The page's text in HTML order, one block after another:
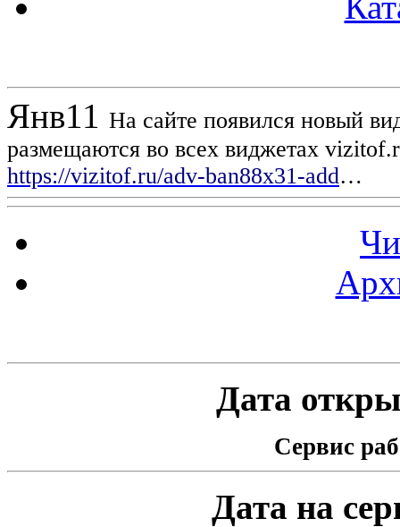
Янв11 На сайте появился новый
размещаются во всех виджетах
https://vizitof.ru/adv-ban88x31-add…
Дата
Сервис
Дата на